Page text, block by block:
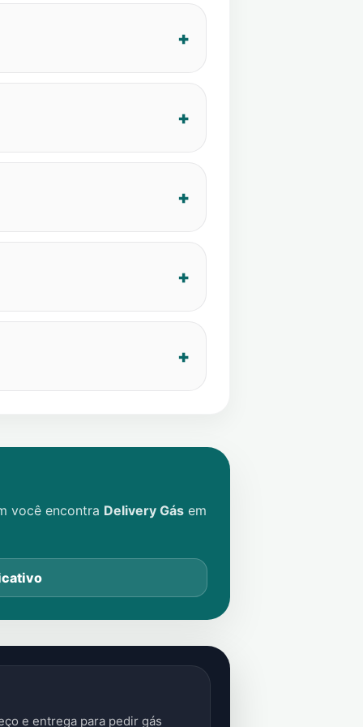
você encontra Delivery Gás em
e entrega para pedir gás